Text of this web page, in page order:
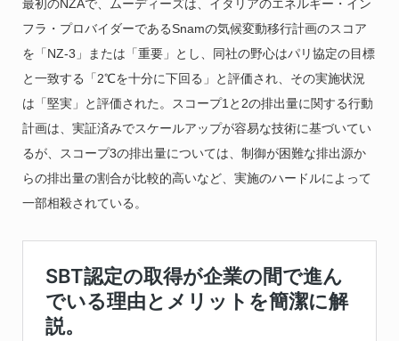
最初のNZAで、ムーディーズは、イタリアのエネルギー・イン
フラ・プロバイダーであるSnamの気候変動移行計画のスコア
を「NZ-3」または「重要」とし、同社の野心はパリ協定の目標
と一致する「2℃を十分に下回る」と評価され、その実施状況
は「堅実」と評価された。スコープ1と2の排出量に関する行動
計画は、実証済みでスケールアップが容易な技術に基づいてい
るが、スコープ3の排出量については、制御が困難な排出源か
らの排出量の割合が比較的高いなど、実施のハードルによって
一部相殺されている。